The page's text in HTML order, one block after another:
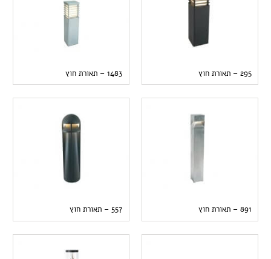
295 – תאורת חוץ 1483 – תאורת חוץ
891 – תאורת חוץ 557 – תאורת חוץ